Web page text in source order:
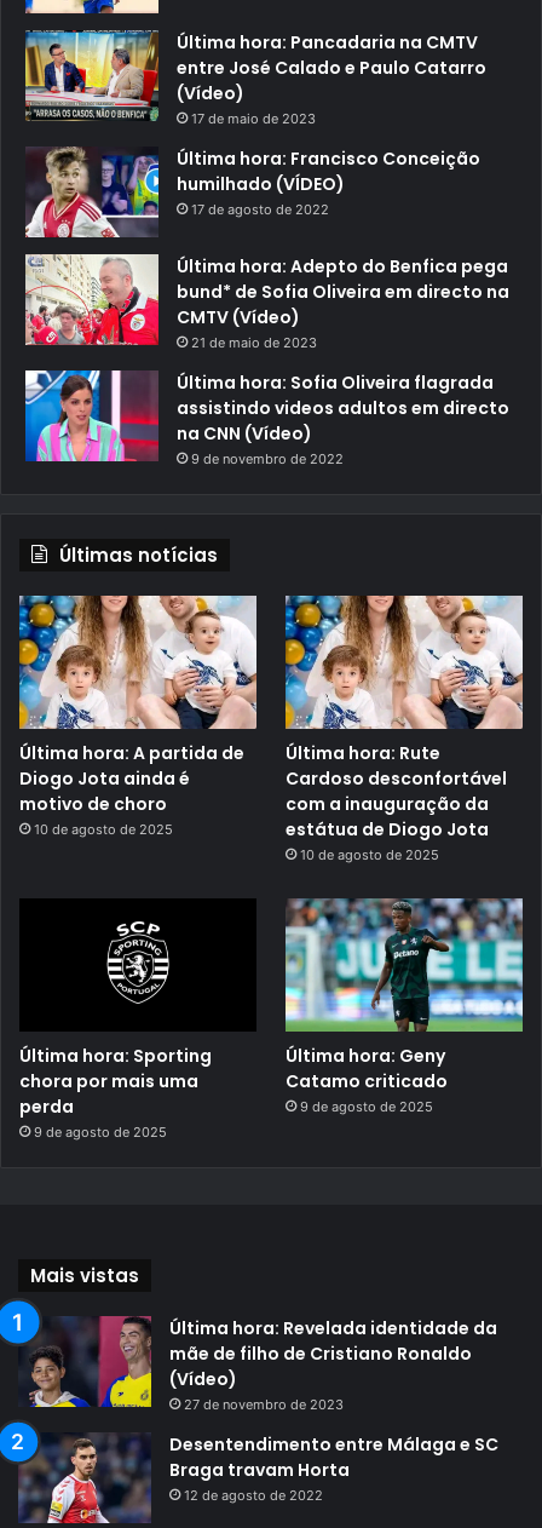
Última hora: Pancadaria na CMTV
entre José Calado e Paulo Catarro
(Vídeo)
17 de maio de 2023
Última hora: Francisco Conceição
humilhado (VÍDEO)
17 de agosto de 2022
Última hora: Adepto do Benfica pega
bund* de Sofia Oliveira em directo na
CMTV (Vídeo)
21 de maio de 2023
Última hora: Sofia Oliveira flagrada
assistindo videos adultos em directo
na CNN (Vídeo)
9 de novembro de 2022
Últimas notícias
Última hora: A partida de
Diogo Jota ainda é
motivo de choro
10 de agosto de 2025
Última hora: Rute
Cardoso desconfortável
com a inauguração da
estátua de Diogo Jota
10 de agosto de 2025
Última hora: Sporting
chora por mais uma
perda
9 de agosto de 2025
Última hora: Geny
Catamo criticado
9 de agosto de 2025
Mais vistas
Última hora: Revelada identidade da
mãe de filho de Cristiano Ronaldo
(Vídeo)
27 de novembro de 2023
Desentendimento entre Málaga e SC
Braga travam Horta
12 de agosto de 2022